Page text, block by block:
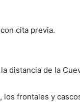
cita previa.
distancia de la
frontales y